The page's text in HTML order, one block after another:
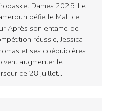
Dames 2025: Le
défie le Mali ce
Après son entame de
réussie, Jessica
et ses coéquipières
augmenter le
ce 28 juillet…